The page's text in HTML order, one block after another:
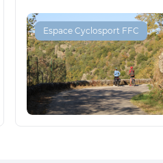
Espace Cyclosport FFC